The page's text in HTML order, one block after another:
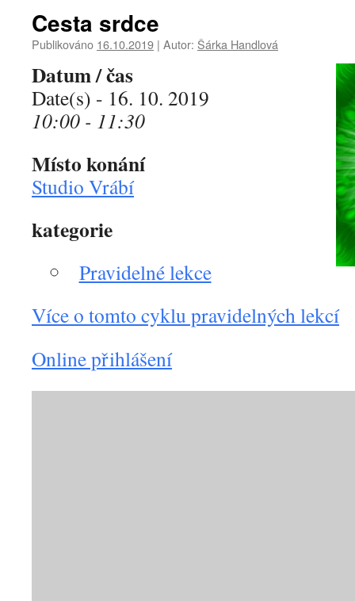
Cesta srdce
Publikováno 16.10.2019 | Autor: Šárka Handlová
Datum / čas
Date(s) - 16. 10. 2019
10:00 - 11:30
Místo konání
Studio Vrábí
kategorie
Pravidelné lekce
Více o tomto cyklu pravidelných lekcí
Online přihlášení